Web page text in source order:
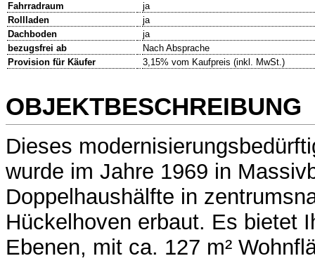
Fahrradraum
ja
Rollladen
ja
Dachboden
ja
bezugsfrei ab
Nach Absprache
Provision für Käufer
3,15% vom Kaufpreis (inkl. MwSt.)
OBJEKTBESCHREIBUNG
Dieses
wurde im Jahre 1969 in
Doppelhaushälfte in
Hückelhoven erbaut. Es bietet
Ebenen, mit ca. 127 m²